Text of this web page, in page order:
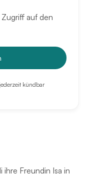
auf den
kündbar
ihre Freundin Isa in